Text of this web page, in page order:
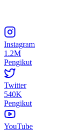
Instagram
1.2M
Pengikut
Twitter
540K
Pengikut
YouTube